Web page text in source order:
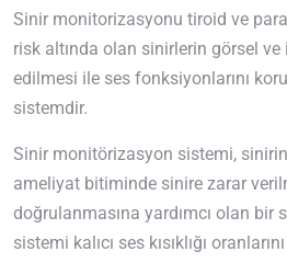
Sinir monitorizasyonu tiroid ve
risk altında olan sinirlerin görsel
edilmesi ile ses fonksiyonlarını
sistemdir.
Sinir monitörizasyon sistemi,
ameliyat bitiminde sinire zarar
doğrulanmasına yardımcı olan
sistemi kalıcı ses kısıklığı